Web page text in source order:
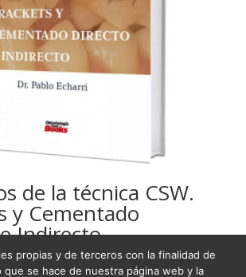
de la técnica CSW.
y Cementado
Indirecto
propias y de terceros con la finalidad de
que se hace de nuestra página web y la